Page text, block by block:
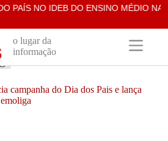
NO IDEB DO ENSINO MÉDIO NA
o lugar da
informação
campanha do Dia dos Pais e lança